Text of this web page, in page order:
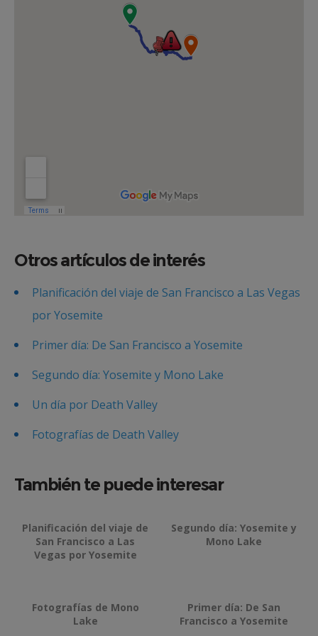
Otros artículos de interés
Planificación del viaje de San Francisco a Las Vegas
por Yosemite
Primer día: De San Francisco a Yosemite
Segundo día: Yosemite y Mono Lake
Un día por Death Valley
Fotografías de Death Valley
También te puede interesar
Planificación del viaje de
San Francisco a Las
Vegas por Yosemite
Segundo día: Yosemite y
Mono Lake
Fotografías de Mono
Lake
Primer día: De San
Francisco a Yosemite